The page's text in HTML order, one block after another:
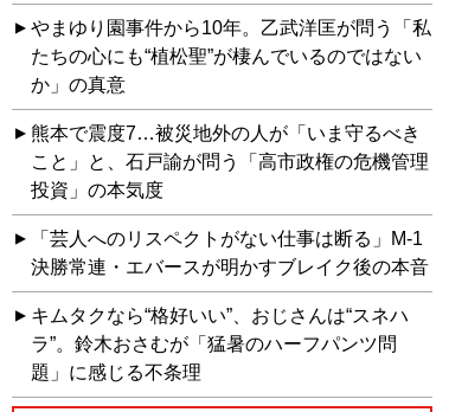
やまゆり園事件から10年。乙武洋匡が問う「私
たちの心にも“植松聖”が棲んでいるのではない
か」の真意
熊本で震度7…被災地外の人が「いま守るべき
こと」と、石戸諭が問う「高市政権の危機管理
投資」の本気度
「芸人へのリスペクトがない仕事は断る」M-1
決勝常連・エバースが明かすブレイク後の本音
キムタクなら“格好いい”、おじさんは“スネハ
ラ”。鈴木おさむが「猛暑のハーフパンツ問
題」に感じる不条理